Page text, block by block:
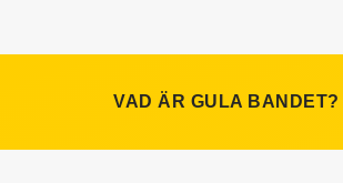
VAD ÄR GULA BANDET?